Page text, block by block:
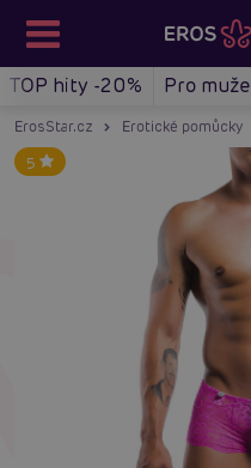
TOP hity -20% Pro muže
ErosStar.cz Erotické pomůcky
5